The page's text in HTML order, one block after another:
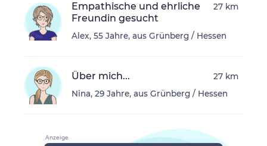
Empathische und ehrliche
Freundin gesucht
Alex, 55 Jahre, aus Grünberg / Hessen
27 km
Über mich...
Nina, 29 Jahre, aus Grünberg / Hessen
27 km